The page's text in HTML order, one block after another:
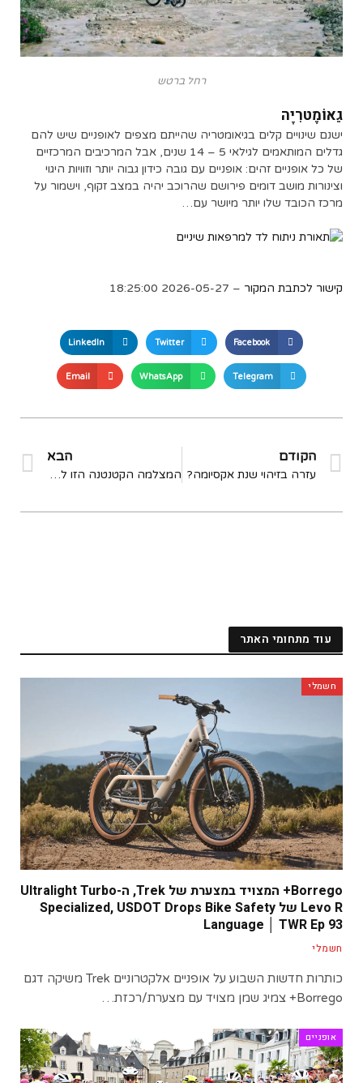
רחל ברטש
גֵאוֹמֶטרִיָה
ישנם שינויים קלים בגיאומטריה שהייתם מצפים לאופניים שיש להם
גדלים המותאמים לגילאי 5 – 14 שנים, אבל המרכיבים המרכזיים
של כל אופניים זהים: אופניים עם גובה כידון גבוה יותר וזוויות היגוי
וצינורות מושב דומים פירושם שהרוכב יהיה במצב זקוף, וישמור על
מרכז הכובד שלו יותר מיושר עם…
קישור לכתבת המקור – 2026-05-27 18:25:00
Facebook
Twitter
LinkedIn
Telegram
WhatsApp
Email
הקודם
עזרה בזיהוי שנת אקסיומה?
הבא
המצלמה הקטנטנה הזו לא מיועדת רק ליוטיוברים… – רוכב אופניים ספורטיבי
עוד מתחומי האתר
חשמלי
Borrego+ המצויד במצערת של Trek, ה-Ultralight Turbo
Levo R של Specialized, USDOT Drops Bike Safety
Language │ TWR Ep 93
חשמלי
כותרות חדשות השבוע על אופניים אלקטרוניים Trek משיקה דגם
Borrego+ צמיג שמן מצויד עם מצערת/רכזת…
אופניים